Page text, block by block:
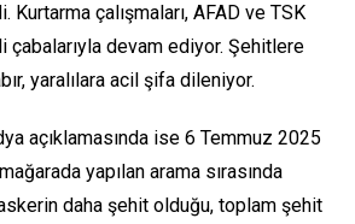
çalışmaları, AFAD ve TSK
devam ediyor. Şehitlere
yaralılara acil şifa dileniyor.
açıklamasında ise 6 Temmuz 2025
yapılan arama sırasında
daha şehit olduğu, toplam şehit